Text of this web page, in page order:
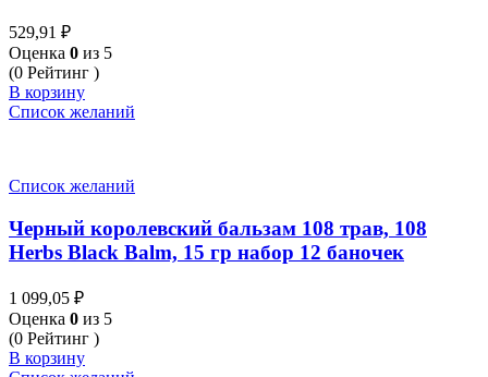
529,91 ₽
Оценка 0 из 5
(0 Рейтинг )
В корзину
Список желаний
Список желаний
Черный королевский бальзам 108 трав, 108
Herbs Black Balm, 15 гр набор 12 баночек
1 099,05 ₽
Оценка 0 из 5
(0 Рейтинг )
В корзину